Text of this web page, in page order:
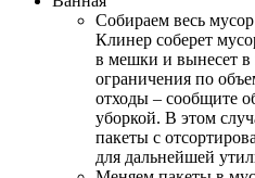
Собираем весь мусор
Клинер соберет
в мешки и вынесет в
ограничения по
отходы – сообщите
уборкой. В этом
пакеты с
для дальнейшей